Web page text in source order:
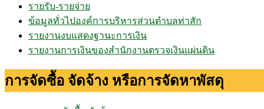
รายรับ-รายจ่าย
ข้อมูลทั่วไปองค์การบริหารส่วนตำบลท่าสัก
รายงานงบแสดงฐานะการเงิน
รายงานการเงินของสำนักงานตรวจเงินแผ่นดิน
การจัดซื้อ จัดจ้าง หรือการจัดหาพัสดุ